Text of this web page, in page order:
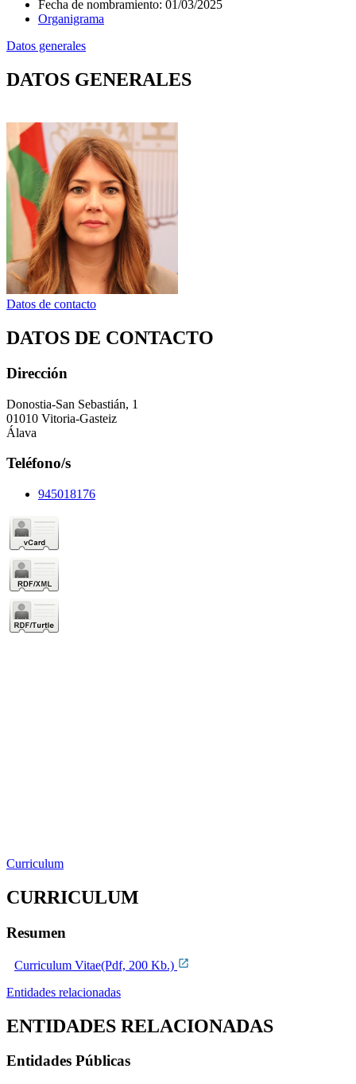
Fecha de nombramiento: 01/03/2025
Organigrama
Datos generales
DATOS GENERALES
Datos de contacto
DATOS DE CONTACTO
Dirección
Donostia-San Sebastián, 1
01010 Vitoria-Gasteiz
Álava
Teléfono/s
945018176
Curriculum
CURRICULUM
Resumen
Curriculum Vitae(Pdf, 200 Kb.)
Entidades relacionadas
ENTIDADES RELACIONADAS
Entidades Públicas